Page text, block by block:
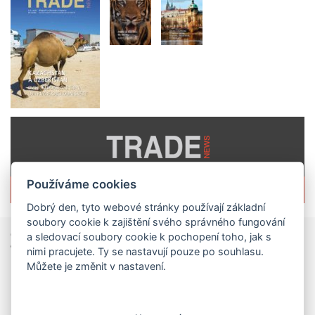
Více informací o časopisu »
Zprávyze světa obchodu
Používáme cookies
Dobrý den, tyto webové stránky používají základní
soubory cookie k zajištění svého správného fungování
a sledovací soubory cookie k pochopení toho, jak s
nimi pracujete. Ty se nastavují pouze po souhlasu.
Můžete je změnit v nastavení.